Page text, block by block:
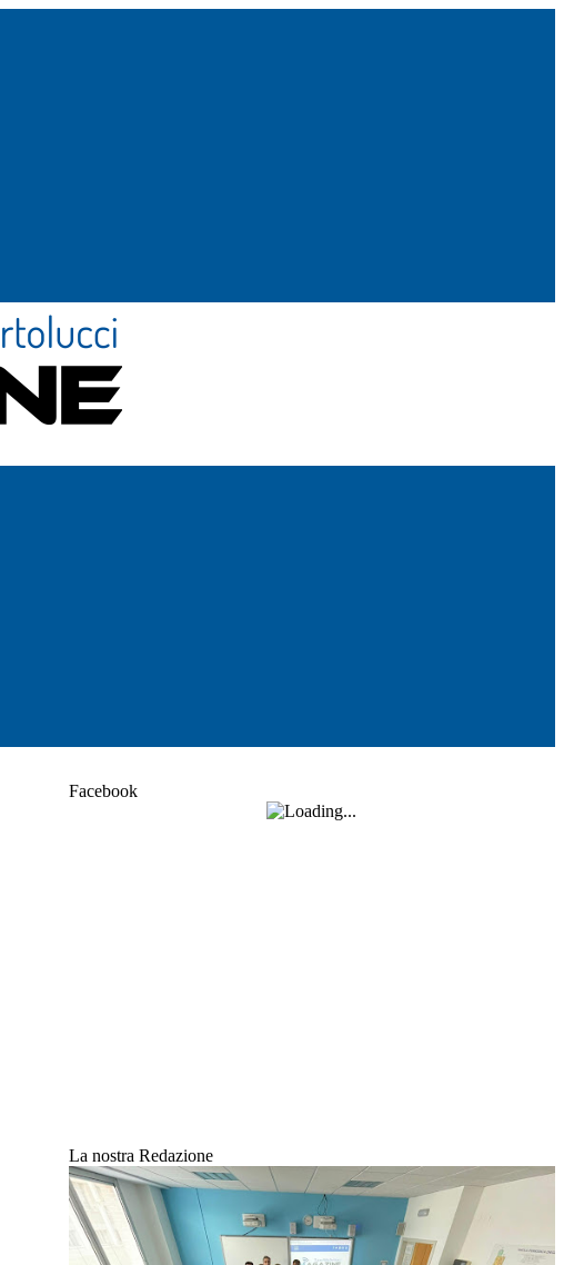
Facebook
La nostra Redazione